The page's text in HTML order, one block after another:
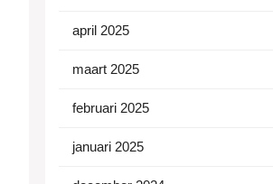
april 2025
maart 2025
februari 2025
januari 2025